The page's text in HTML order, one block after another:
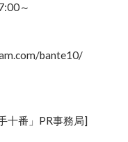
～
bante10/
十番」PR事務局]